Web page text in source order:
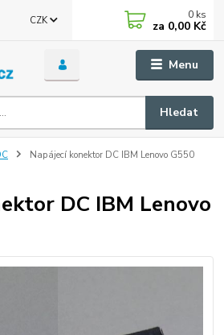
Menu
CZK
Hledat
0 ks
za 0,00 Kč
Napájecí konektor DC IBM Lenovo G550
DC IBM Lenovo